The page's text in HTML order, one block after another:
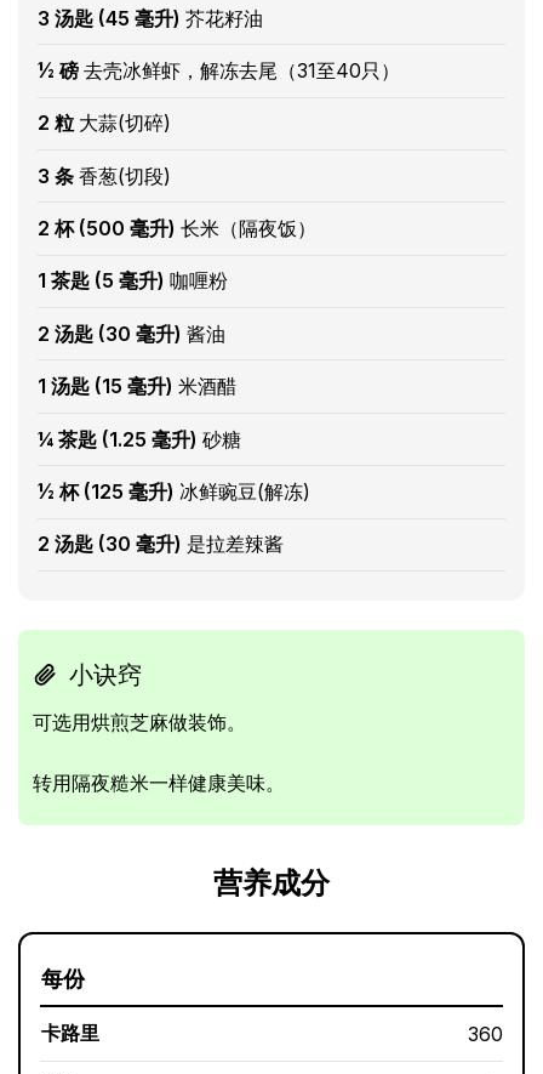
3 汤匙 (45 毫升) 芥花籽油
½ 磅 去壳冰鲜虾，解冻去尾（31至40只）
2 粒 大蒜(切碎)
3 条 香葱(切段)
2 杯 (500 毫升) 长米（隔夜饭）
1 茶匙 (5 毫升) 咖喱粉
2 汤匙 (30 毫升) 酱油
1 汤匙 (15 毫升) 米酒醋
¼ 茶匙 (1.25 毫升) 砂糖
½ 杯 (125 毫升) 冰鲜豌豆(解冻)
2 汤匙 (30 毫升) 是拉差辣酱
小诀窍
可选用烘煎芝麻做装饰。
转用隔夜糙米一样健康美味。
营养成分
每份
卡路里 360